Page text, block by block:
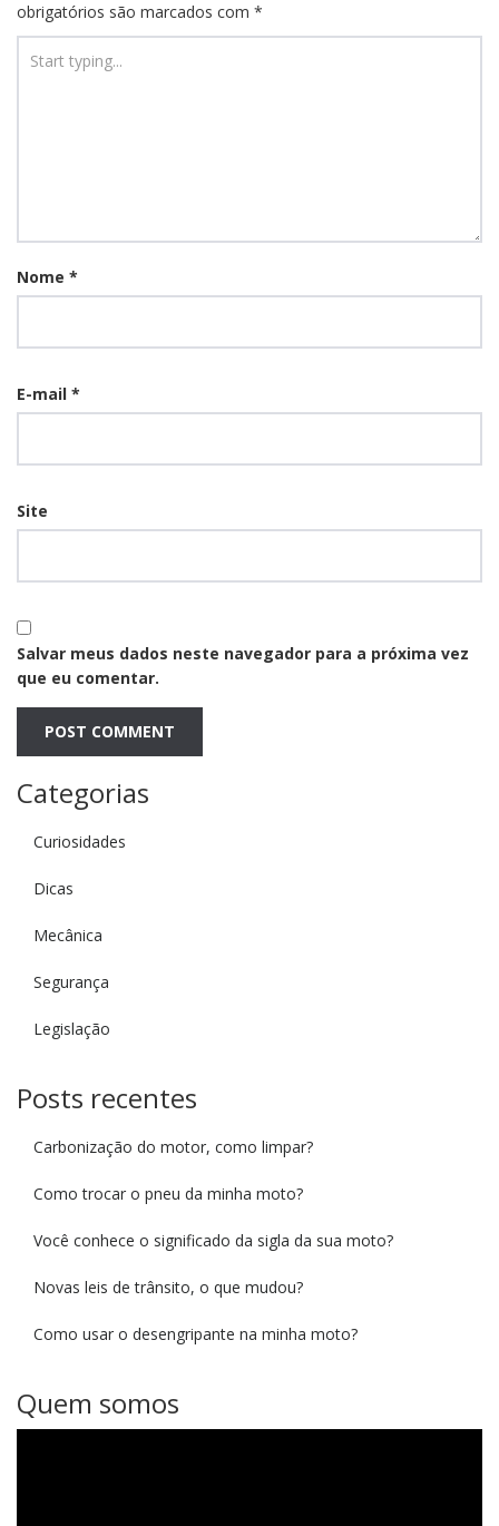
obrigatórios são marcados com *
Nome *
E-mail *
Site
Salvar meus dados neste navegador para a próxima vez
que eu comentar.
Categorias
Curiosidades
Dicas
Mecânica
Segurança
Legislação
Posts recentes
Carbonização do motor, como limpar?
Como trocar o pneu da minha moto?
Você conhece o significado da sigla da sua moto?
Novas leis de trânsito, o que mudou?
Como usar o desengripante na minha moto?
Quem somos